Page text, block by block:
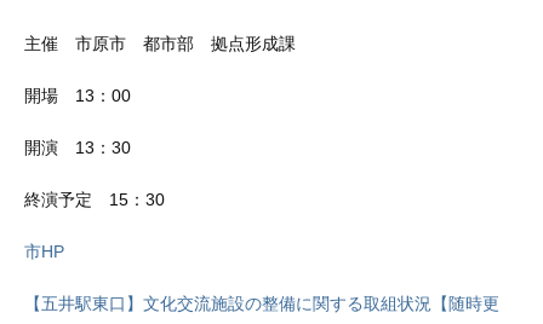
主催 市原市 都市部 拠点形成課
開場 13：00
開演 13：30
終演予定 15：30
市HP
【五井駅東口】文化交流施設の整備に関する取組状況【随時更